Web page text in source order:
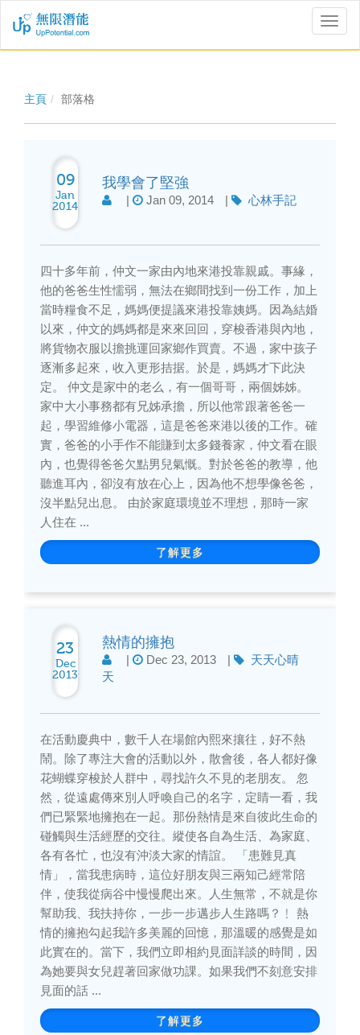
主頁 部落格
09
Jan
2014
我學會了堅強
| Jan 09, 2014 | 心林手記
四十多年前，仲文一家由內地來港投靠親戚。事緣，
他的爸爸生性懦弱，無法在鄉間找到一份工作，加上
當時糧食不足，媽媽便提議來港投靠姨媽。因為結婚
以來，仲文的媽媽都是來來回回，穿梭香港與內地，
將貨物衣服以擔挑運回家鄉作買賣。不過，家中孩子
逐漸多起來，收入更形拮据。於是，媽媽才下此決
定。 仲文是家中的老么，有一個哥哥，兩個姊姊。
家中大小事務都有兄姊承擔，所以他常跟著爸爸一
起，學習維修小電器，這是爸爸來港以後的工作。確
實，爸爸的小手作不能賺到太多錢養家，仲文看在眼
內，也覺得爸爸欠點男兒氣慨。對於爸爸的教導，他
聽進耳內，卻沒有放在心上，因為他不想學像爸爸，
沒半點兒出息。 由於家庭環境並不理想，那時一家
人住在 ...
了解更多
23
Dec
2013
熱情的擁抱
| Dec 23, 2013 |
天天心晴
天
在活動慶典中，數千人在場館內熙來攘往，好不熱
鬧。除了專注大會的活動以外，散會後，各人都好像
花蝴蝶穿梭於人群中，尋找許久不見的老朋友。 忽
然，從遠處傳來別人呼喚自己的名字，定睛一看，我
們已緊緊地擁抱在一起。那份熱情是來自彼此生命的
碰觸與生活經歷的交往。縱使各自為生活、為家庭、
各有各忙，也沒有沖淡大家的情誼。 「患難見真
情」，當我患病時，這位好朋友與三兩知己經常陪
伴，使我從病谷中慢慢爬出來。人生無常，不就是你
幫助我、我扶持你，一步一步邁步人生路嗎？﹗ 熱
情的擁抱勾起我許多美麗的回憶，那溫暖的感覺是如
此實在的。當下，我們立即相約見面詳談的時間，因
為她要與女兒趕著回家做功課。如果我們不刻意安排
見面的話 ...
了解更多